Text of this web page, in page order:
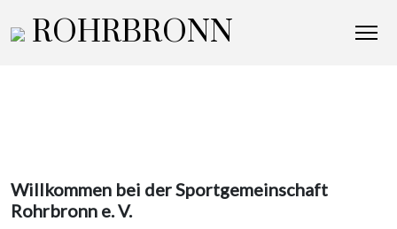
ROHRBRONN
Sportgemeinschaft
Willkommen bei der Sportgemeinschaft
Rohrbronn e. V.